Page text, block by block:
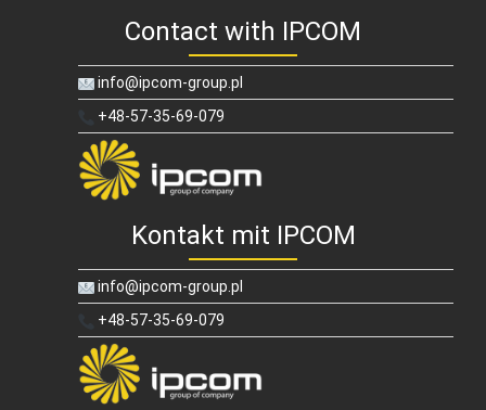
Contact with IPCOM
info@ipcom-group.pl
+48-57-35-69-079
Kontakt mit IPCOM
info@ipcom-group.pl
+48-57-35-69-079